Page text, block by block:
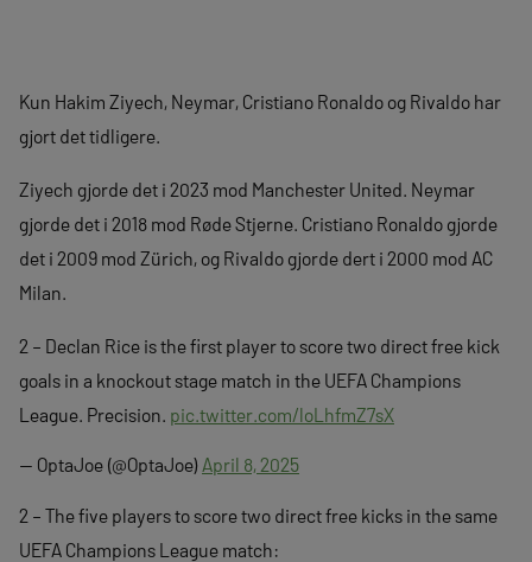
Kun Hakim Ziyech, Neymar, Cristiano Ronaldo og Rivaldo har
gjort det tidligere.
Ziyech gjorde det i 2023 mod Manchester United. Neymar
gjorde det i 2018 mod Røde Stjerne. Cristiano Ronaldo gjorde
det i 2009 mod Zürich, og Rivaldo gjorde dert i 2000 mod AC
Milan.
2 – Declan Rice is the first player to score two direct free kick
goals in a knockout stage match in the UEFA Champions
League. Precision. pic.twitter.com/loLhfmZ7sX
— OptaJoe (@OptaJoe) April 8, 2025
2 – The five players to score two direct free kicks in the same
UEFA Champions League match: